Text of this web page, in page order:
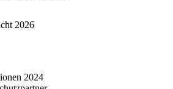
2026
2024